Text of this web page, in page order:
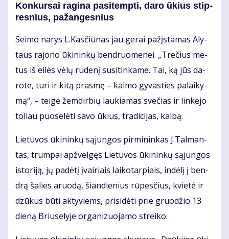
Kon­kur­sai ra­gi­na pa­si­temp­ti, da­ro ūkius stip­
res­nius, pa­žan­ges­nius
Sei­mo na­rys L.Kas­čiū­nas jau ge­rai pa­žįs­ta­mas Aly­
taus ra­jo­no ūki­nin­kų ben­druo­me­nei. „Tre­čius me­
tus iš ei­lės vė­lų ru­de­nį su­si­tin­ka­me. Tai, ką jūs da­
ro­te, tu­ri ir ki­tą pras­mę – kai­mo gy­vas­ties pa­lai­ky­
mą“, – tei­gė žem­dir­bių lau­kia­mas sve­čias ir lin­kė­jo
to­liau puo­se­lė­ti sa­vo ūkius, tra­di­ci­jas, kal­bą.
Lie­tu­vos ūki­nin­kų są­jun­gos pir­mi­nin­kas J.Tal­man­
tas, trum­pai ap­žvel­gęs Lie­tu­vos ūki­nin­kų są­jun­gos
is­to­ri­ją, jų pa­dė­tį įvai­riais lai­ko­tar­piais, in­dė­lį į ben­
drą ša­lies aruo­dą, šian­die­nius rū­pes­čius, kvie­tė ir
dzū­kus bū­ti ak­ty­viems, pri­si­dė­ti prie gruo­džio 13
die­ną Briu­se­ly­je or­ga­ni­zuo­ja­mo strei­ko.